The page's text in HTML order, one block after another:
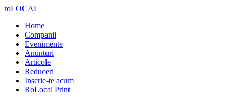
roLOCAL
Home
Companii
Evenimente
Anunturi
Articole
Reduceri
Inscrie-te acum
RoLocal Print